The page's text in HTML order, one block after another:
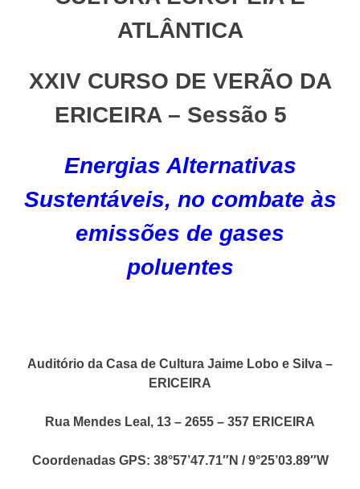
ATLÂNTICA
XXIV CURSO DE VERÃO DA
ERICEIRA – Sessão 5
Energias Alternativas
Sustentáveis, no combate às
emissões de gases
poluentes
Auditório da Casa de Cultura Jaime Lobo e Silva –
ERICEIRA
Rua Mendes Leal, 13 – 2655 – 357 ERICEIRA
Coordenadas GPS: 38°57’47.71″N / 9°25’03.89″W